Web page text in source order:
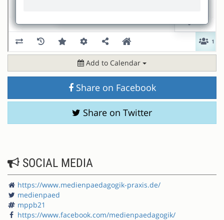
Add to Calendar
Share on Facebook
Share on Twitter
SOCIAL MEDIA
https://www.medienpaedagogik-praxis.de/
medienpaed
mppb21
https://www.facebook.com/medienpaedagogik/